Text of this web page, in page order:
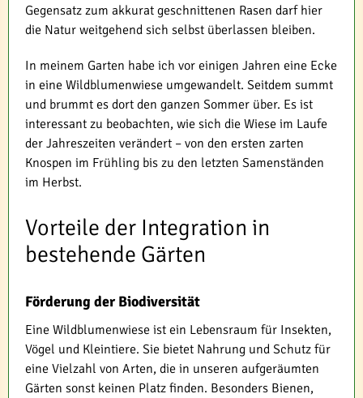
Gegensatz zum akkurat geschnittenen Rasen darf hier
die Natur weitgehend sich selbst überlassen bleiben.
In meinem Garten habe ich vor einigen Jahren eine Ecke
in eine Wildblumenwiese umgewandelt. Seitdem summt
und brummt es dort den ganzen Sommer über. Es ist
interessant zu beobachten, wie sich die Wiese im Laufe
der Jahreszeiten verändert – von den ersten zarten
Knospen im Frühling bis zu den letzten Samenständen
im Herbst.
Vorteile der Integration in
bestehende Gärten
Förderung der Biodiversität
Eine Wildblumenwiese ist ein Lebensraum für Insekten,
Vögel und Kleintiere. Sie bietet Nahrung und Schutz für
eine Vielzahl von Arten, die in unseren aufgeräumten
Gärten sonst keinen Platz finden. Besonders Bienen,